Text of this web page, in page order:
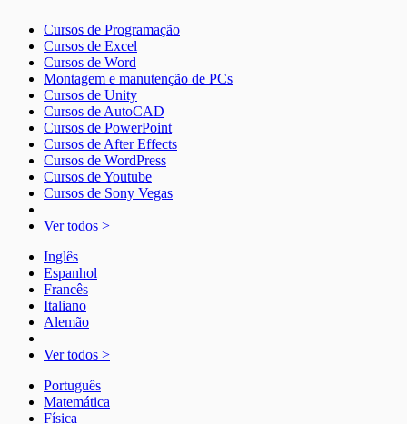
Cursos de Programação
Cursos de Excel
Cursos de Word
Montagem e manutenção de PCs
Cursos de Unity
Cursos de AutoCAD
Cursos de PowerPoint
Cursos de After Effects
Cursos de WordPress
Cursos de Youtube
Cursos de Sony Vegas
Ver todos >
Inglês
Espanhol
Francês
Italiano
Alemão
Ver todos >
Português
Matemática
Física